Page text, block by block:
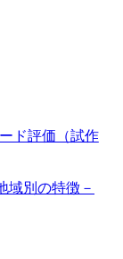
ド評価（試作
域別の特徴－